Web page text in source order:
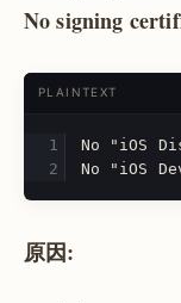
No signing
PLAINTEXT
No "iOS
No "iOS
原因: